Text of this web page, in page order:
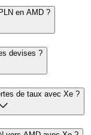
en AMD ?
devises ?
de taux avec Xe ?